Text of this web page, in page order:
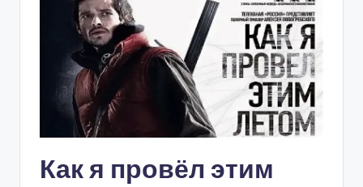
Как я провёл этим